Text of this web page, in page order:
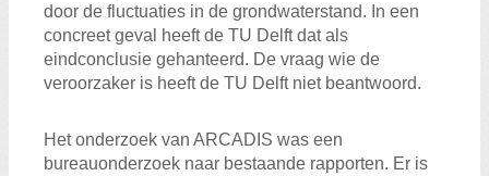
door de fluctuaties in de grondwaterstand. In een
concreet geval heeft de TU Delft dat als
eindconclusie gehanteerd. De vraag wie de
veroorzaker is heeft de TU Delft niet beantwoord.
Het onderzoek van ARCADIS was een
bureauonderzoek naar bestaande rapporten. Er is